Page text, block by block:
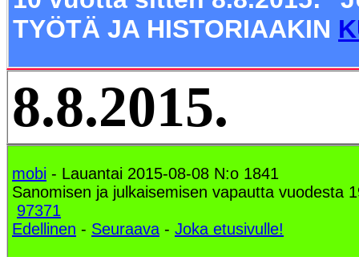
TYÖTÄ JA HISTORIAAKIN
8.8.2015.
mobi - Lauantai 2015-08-08 N:o 1841
Sanomisen ja julkaisemisen vapautta vuodesta
97371
Edellinen - Seuraava - Joka etusivulle!